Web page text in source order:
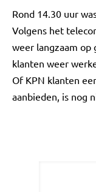
Rond 14.30 uur
Volgens het
weer langzaam op
klanten weer
Of KPN klanten
aanbieden, is nog